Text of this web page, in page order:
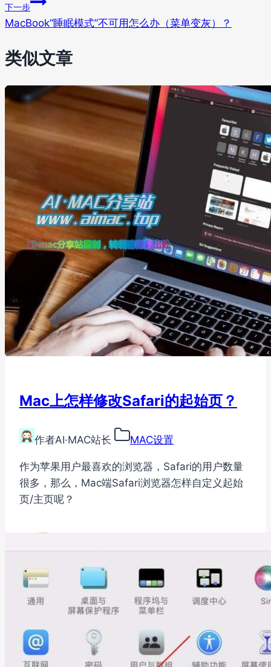
下一步
MacBook“睡眠模式”不可用怎么办（菜单变灰）？
类似文章
Mac上怎样修改Safari的起始页？
作者AI·MAC站长 MAC设置
作为苹果用户最喜欢的浏览器，Safari的用户数量
很多，那么，Mac端Safari浏览器怎样自定义起始
页/主页呢？